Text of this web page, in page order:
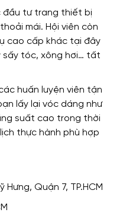
đầu tư trang thiết bị
mái. Hội viên còn
cao cấp khác tại đây
sấy tóc, xông hơi… tất
huấn luyện viên tận
lấy lại vóc dáng như
suất cao trong thời
thực hành phù hợp
Hưng, Quận 7, TP.HCM